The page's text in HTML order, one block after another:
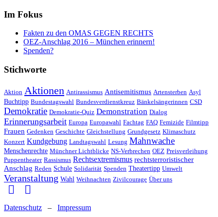
Im Fokus
Fakten zu den OMAS GEGEN RECHTS
OEZ-Anschlag 2016 – München erinnern!
Spenden?
Stichworte
Aktion Aktionen Antirassismus Antisemitismus Artensterben Asyl
Buchtipp Bundestagswahl Bundesverdienstkreuz Bänkelsängerinnen CSD
Demokratie Demokratie-Quiz Demonstration Dialog
Erinnerungsarbeit Europa Europawahl Fachtag FAQ Femizide Filmtipp
Frauen Gedenken Geschichte Gleichstellung Grundgesetz Klimaschutz
Konzert Kundgebung Landtagswahl Lesung Mahnwache
Menschenrechte Münchner Lichtblicke NS-Verbrechen OEZ Preisverleihung
Puppentheater Rassismus Rechtsextremismus rechtsterroristischer
Anschlag Reden Schule Solidarität Spenden Theatertipp Umwelt
Veranstaltung Wahl Weihnachten Zivilcourage Über uns
Datenschutz – Impressum